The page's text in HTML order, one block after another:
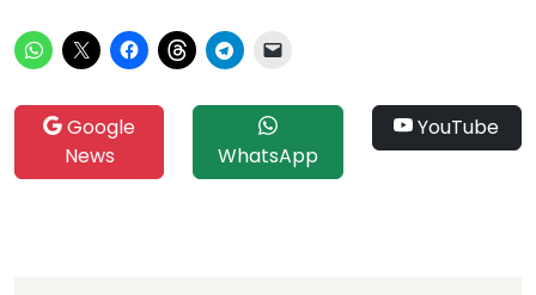
Google
News
WhatsApp
YouTube